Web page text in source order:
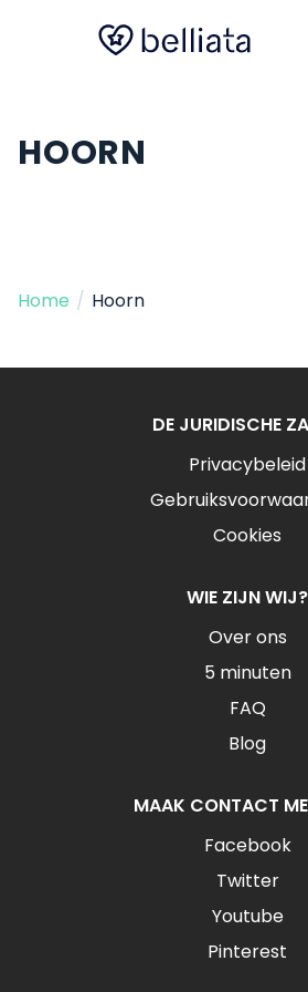
HOORN
Home / Hoorn
DE JURIDISCHE
Privacybeleid
Cookies
WIE ZIJN WIJ?
Over ons
5 minuten
FAQ
Blog
MAAK CONTACT
Facebook
Twitter
Youtube
Pinterest